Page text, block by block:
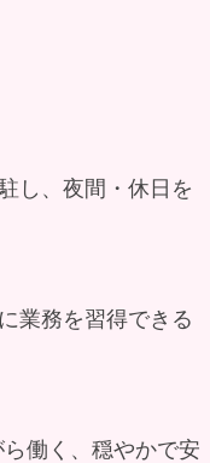
し、夜間・休日を
業務を習得できる
働く、穏やかで安